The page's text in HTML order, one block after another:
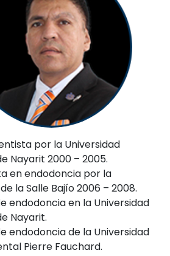
por la Universidad
Nayarit 2000 – 2005.
en endodoncia por la
la Salle Bajío 2006 – 2008.
endodoncia en la Universidad
Nayarit.
endodoncia de la Universidad
Pierre Fauchard.